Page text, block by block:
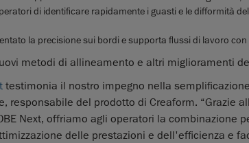
di identificare rapidamente i guasti e le difformità
la precisione sui bordi e supporta flussi di lavoro
metodi di allineamento e altri miglioramenti
testimonia il nostro impegno nella
responsabile del prodotto di Creaform. “Grazie
Next, offriamo agli operatori la combinazione
delle prestazioni e dell'efficienza e